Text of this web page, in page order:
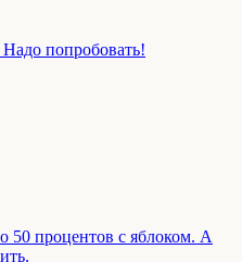
Надо попробовать!
50 процентов с яблоком. А